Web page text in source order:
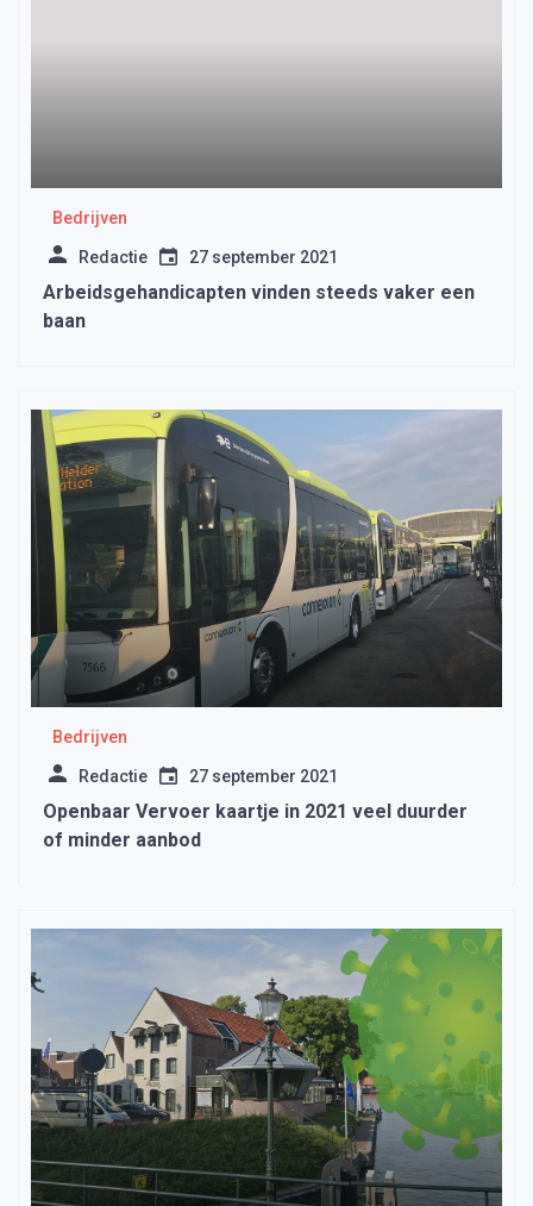
Bedrijven
Redactie 27 september 2021
Arbeidsgehandicapten vinden steeds vaker een
baan
Bedrijven
Redactie 27 september 2021
Openbaar Vervoer kaartje in 2021 veel duurder
of minder aanbod